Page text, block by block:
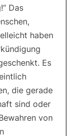
Das
haben
Es
die gerade
sind oder
von